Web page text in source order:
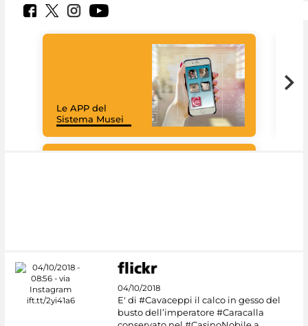
Le APP del
Sistema Musei
04/10/2018
E' di #Cavaceppi il calco in gesso del
busto dell’imperatore #Caracalla